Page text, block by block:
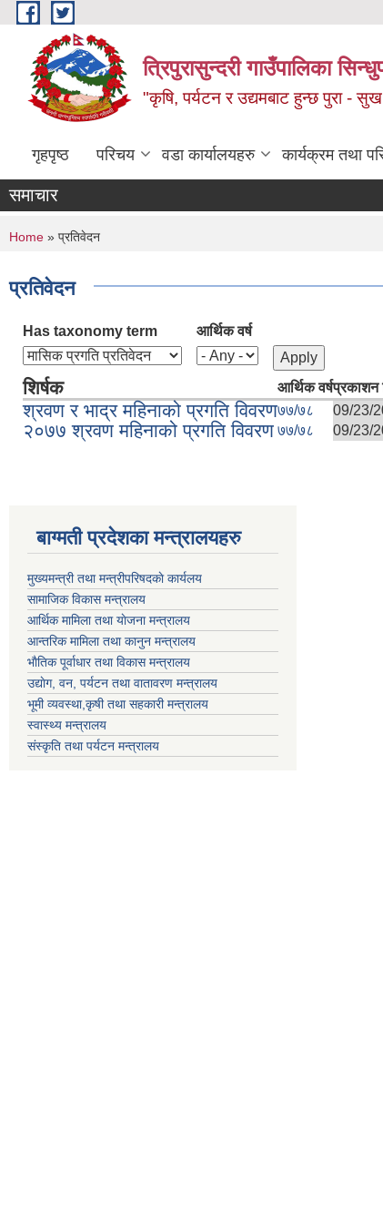
Skip to main content
त्रिपुरासुन्दरी गाउँपालिका
"कृषि, पर्यटन र उद्यमबाट हुन्छ पुरा -
गृहपृष्ठ परिचय वडा कार्यालयहरु कार्यक्रम तथा
समाचार
You are here
Home » प्रतिवेदन
प्रतिवेदन
Has taxonomy term आर्थिक वर्ष
शिर्षक आर्थिक वर्षप्रकाशन
श्रवण र भाद्र महिनाको प्रगति विवरण७७/७८ 09/23/
२०७७ श्रवण महिनाको प्रगति विवरण ७७/७८ 09/23/
बाग्मती प्रदेशका मन्त्रालयहरु
मुख्यमन्त्री तथा मन्त्रीपरिषदकाे कार्यलय
सामाजिक विकास मन्त्रालय
आर्थिक मामिला तथा याेजना मन्त्रालय
आन्तरिक मामिला तथा कानुन मन्त्रालय
भाैतिक पूर्वाधार तथा विकास मन्त्रालय
उद्याेग, वन, पर्यटन तथा वातावरण मन्त्रालय
भूमी व्यवस्था,कृषी तथा सहकारी मन्त्रालय
स्वास्थ्य मन्त्रालय
संस्कृति तथा पर्यटन मन्त्रालय